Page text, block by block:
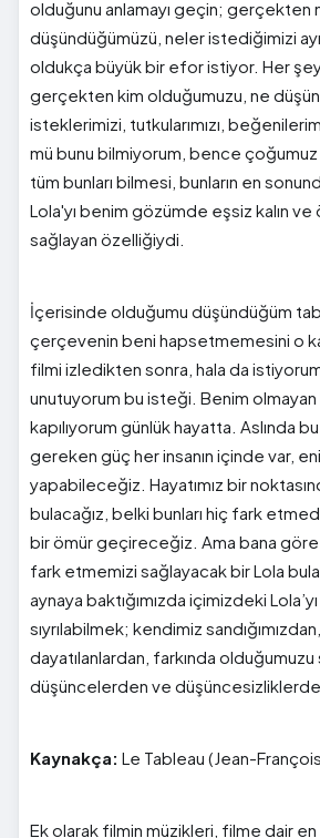
olduğunu anlamayı geçin; gerçekten
düşündüğümüzü, neler istediğimizi
oldukça büyük bir efor istiyor. Her
gerçekten kim olduğumuzu, ne
isteklerimizi, tutkularımızı,
mü bunu bilmiyorum, bence
tüm bunları bilmesi, bunların en
Lola'yı benim gözümde eşsiz kalın ve
sağlayan özelliğiydi.
İçerisinde olduğumu düşündüğüm
çerçevenin beni hapsetmemesini o
filmi izledikten sonra, hala da
unutuyorum bu isteği. Benim olmayan
kapılıyorum günlük hayatta. Aslında bu
gereken güç her insanın içinde var,
yapabileceğiz. Hayatımız bir
bulacağız, belki bunları hiç fark
bir ömür geçireceğiz. Ama bana göre
fark etmemizi sağlayacak bir Lola
aynaya baktığımızda içimizdeki
sıyrılabilmek; kendimiz
dayatılanlardan, farkında olduğumuzu
düşüncelerden ve
Kaynakça: Le Tableau (Jean-
Ek olarak filmin müzikleri, filme dair